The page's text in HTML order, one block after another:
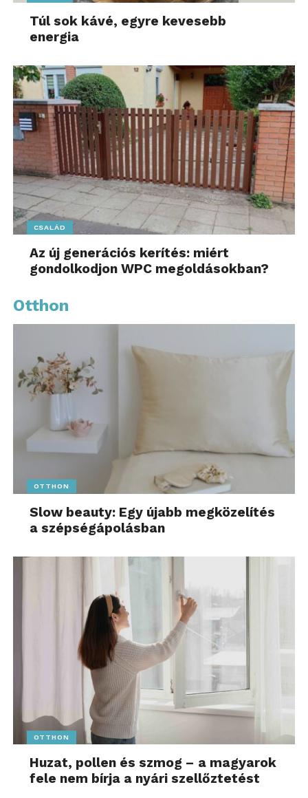
Túl sok kávé, egyre kevesebb
energia
CSALÁD
Az új generációs kerítés: miért
gondolkodjon WPC megoldásokban?
Otthon
OTTHON
Slow beauty: Egy újabb megközelítés
a szépségápolásban
OTTHON
Huzat, pollen és szmog – a magyarok
fele nem bírja a nyári szellőztetést